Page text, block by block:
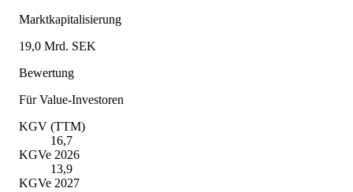
Marktkapitalisierung
19,0 Mrd. SEK
Bewertung
Für Value-Investoren
KGV (TTM)
16,7
KGVe 2026
13,9
KGVe 2027